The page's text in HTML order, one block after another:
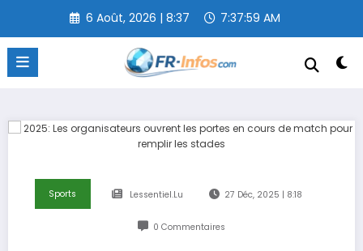
contenu
6 Août, 2026 | 8:37 7:38:00 AM
Sports Lessentiel.lu 27 Déc, 2025 | 8:18
0 Commentaires